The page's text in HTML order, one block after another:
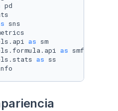
as
as
as